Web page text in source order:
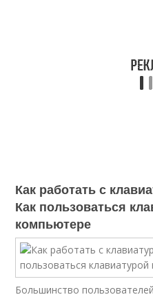
Как работать с
Как пользоваться
компьютере
Большинство